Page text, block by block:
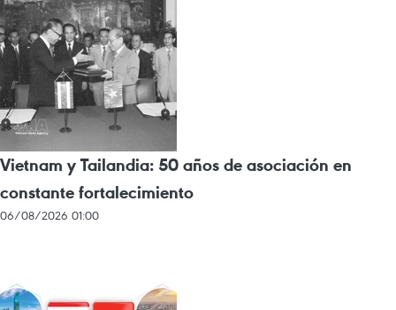
Vietnam y Tailandia: 50 años de asociación en
constante fortalecimiento
06/08/2026 01:00